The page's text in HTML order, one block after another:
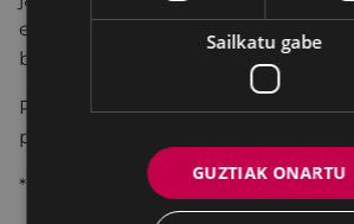
esperientziak hartzen ditugun,
bizitzaren amaierara arte gidari
Pintura esperientzia gisa,
praktikoegia.
*asteartetik igandera, 18:30 - 20:30
Sailkatu gabe
GUZTIAK ONARTU